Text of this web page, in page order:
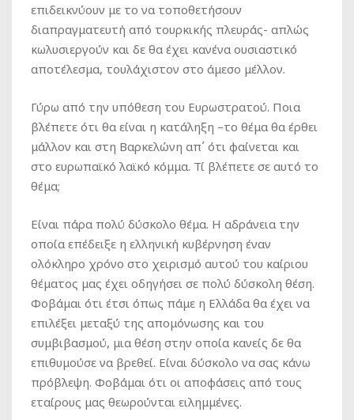
επιδεικνύουν με το να τοποθετήσουν
διαπραγματευτή από τουρκικής πλευράς- απλώς
κωλυσιεργούν και δε θα έχει κανένα ουσιαστικό
αποτέλεσμα, τουλάχιστον στο άμεσο μέλλον.
Γύρω από την υπόθεση του Ευρωστρατού. Ποια
βλέπετε ότι θα είναι η κατάληξη –το θέμα θα έρθει
μάλλον και στη Βαρκελώνη απ΄ ότι φαίνεται και
στο ευρωπαϊκό λαϊκό κόμμα. Τί βλέπετε σε αυτό το
θέμα;
Είναι πάρα πολύ δύσκολο θέμα. Η αδράνεια την
οποία επέδειξε η ελληνική κυβέρνηση έναν
ολόκληρο χρόνο στο χειρισμό αυτού του καίριου
θέματος μας έχει οδηγήσει σε πολύ δύσκολη θέση.
Φοβάμαι ότι έτσι όπως πάμε η Ελλάδα θα έχει να
επιλέξει μεταξύ της απομόνωσης και του
συμβιβασμού, μια θέση στην οποία κανείς δε θα
επιθυμούσε να βρεθεί. Είναι δύσκολο να σας κάνω
πρόβλεψη. Φοβάμαι ότι οι αποφάσεις από τους
εταίρους μας θεωρούνται ειλημμένες.